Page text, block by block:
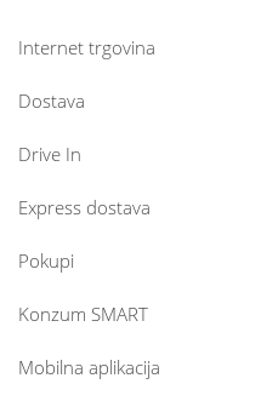
Internet trgovina
Dostava
Drive In
Express dostava
Pokupi
Konzum SMART
Mobilna aplikacija